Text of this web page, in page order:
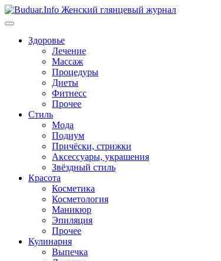
Перейти
к
Здоровье
Лечение
Массаж
Процедуры
Диеты
Фитнесс
Прочее
Стиль
Мода
Подиум
Причёски, стрижки
Аксессуары, украшения
Звёздный стиль
Красота
Косметика
Косметология
Маникюр
Эпиляция
Прочее
Кулинария
Выпечка